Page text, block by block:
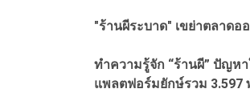
"ร้านผีระบาด" เขย่าตลาดอ
ทำความรู้จัก “ร้านผี” ปัญห
แพลตฟอร์มยักษ์รวม 3.597